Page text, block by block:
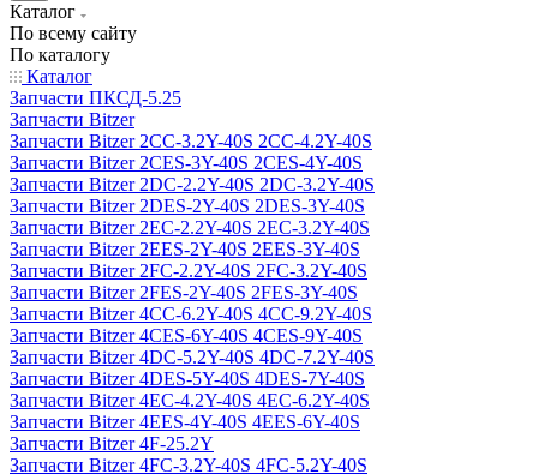
Каталог
По всему сайту
По каталогу
Каталог
Запчасти ПКСД-5.25
Запчасти Bitzer
Запчасти Bitzer 2CC-3.2Y-40S 2CC-4.2Y-40S
Запчасти Bitzer 2CES-3Y-40S 2CES-4Y-40S
Запчасти Bitzer 2DC-2.2Y-40S 2DC-3.2Y-40S
Запчасти Bitzer 2DES-2Y-40S 2DES-3Y-40S
Запчасти Bitzer 2EC-2.2Y-40S 2EC-3.2Y-40S
Запчасти Bitzer 2EES-2Y-40S 2EES-3Y-40S
Запчасти Bitzer 2FC-2.2Y-40S 2FC-3.2Y-40S
Запчасти Bitzer 2FES-2Y-40S 2FES-3Y-40S
Запчасти Bitzer 4CC-6.2Y-40S 4CC-9.2Y-40S
Запчасти Bitzer 4CES-6Y-40S 4CES-9Y-40S
Запчасти Bitzer 4DC-5.2Y-40S 4DC-7.2Y-40S
Запчасти Bitzer 4DES-5Y-40S 4DES-7Y-40S
Запчасти Bitzer 4EC-4.2Y-40S 4EC-6.2Y-40S
Запчасти Bitzer 4EES-4Y-40S 4EES-6Y-40S
Запчасти Bitzer 4F-25.2Y
Запчасти Bitzer 4FC-3.2Y-40S 4FC-5.2Y-40S